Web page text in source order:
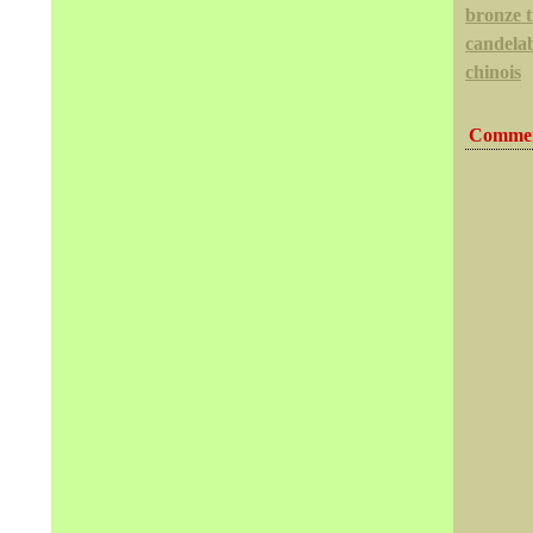
bronze
chinois